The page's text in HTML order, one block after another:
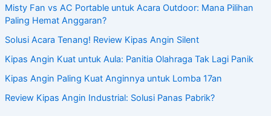
Misty Fan vs AC Portable untuk Acara Outdoor: Mana Pilihan
Paling Hemat Anggaran?
Solusi Acara Tenang! Review Kipas Angin Silent
Kipas Angin Kuat untuk Aula: Panitia Olahraga Tak Lagi Panik
Kipas Angin Paling Kuat Anginnya untuk Lomba 17an
Review Kipas Angin Industrial: Solusi Panas Pabrik?